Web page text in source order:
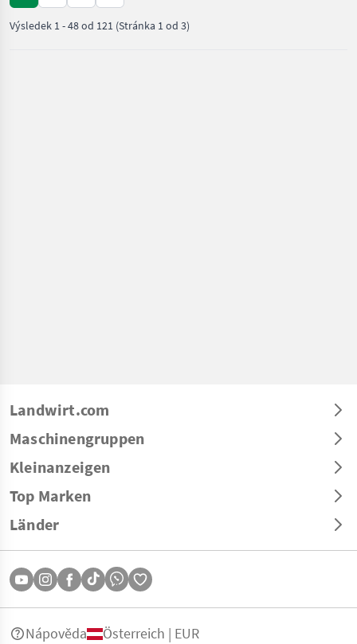
Výsledek 1-48od 121 (Stránka 1 od 3)
Landwirt.com
Maschinengruppen
Kleinanzeigen
Top Marken
Länder
Nápověda Österreich | EUR